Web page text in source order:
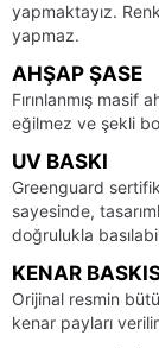
yapmaktayız.
yapmaz.
AHŞAP ŞASE
Fırınlanmış
eğilmez ve şekli
UV BASKI
Greenguard
sayesinde,
doğrulukla
KENAR
Orijinal resmin
kenar payları